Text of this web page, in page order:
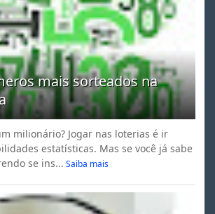
mais sorteados na
milionário? Jogar nas loterias é ir
estatísticas. Mas se você já sabe
se ins... Saiba mais